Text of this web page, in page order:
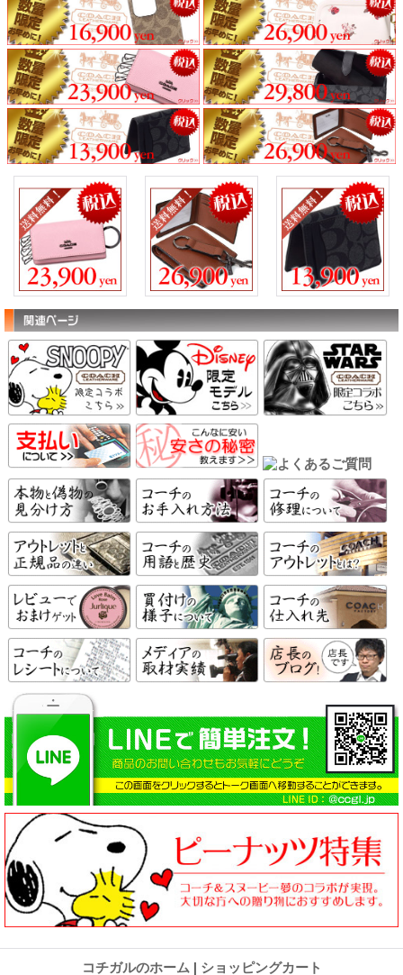
コチガルのホーム | ショッピングカート